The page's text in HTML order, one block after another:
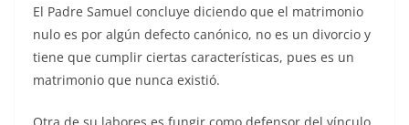
El Padre Samuel concluye diciendo que el matrimonio
nulo es por algún defecto canónico, no es un divorcio y
tiene que cumplir ciertas características, pues es un
matrimonio que nunca existió.